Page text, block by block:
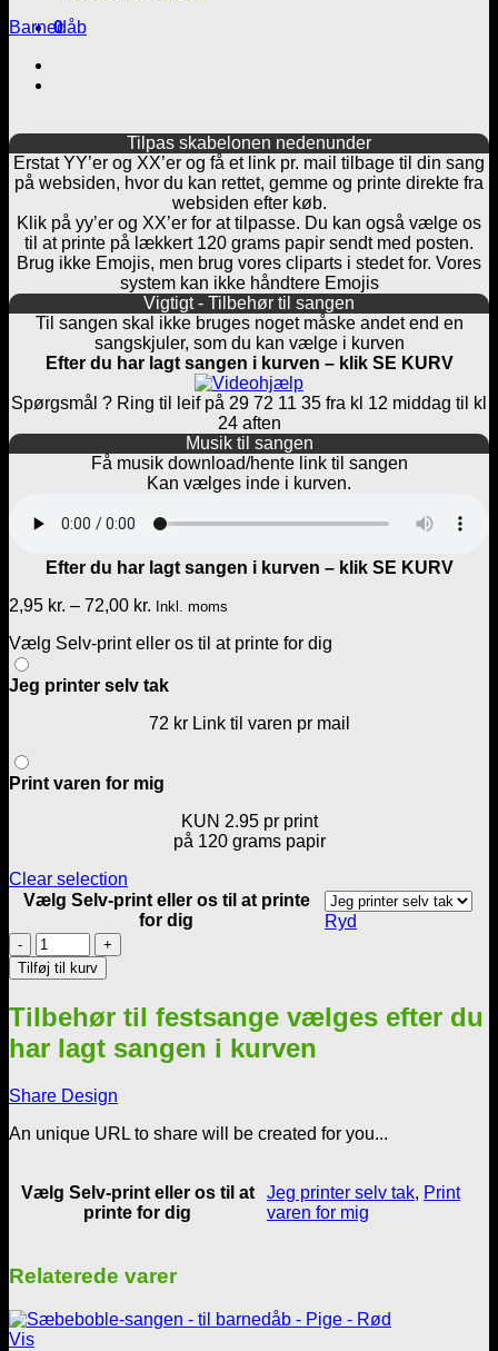
0
Barnedåb
Tilpas skabelonen nedenunder
Erstat YY’er og XX’er og få et link pr. mail tilbage til din sang
på websiden, hvor du kan rettet, gemme og printe direkte fra
websiden efter køb.
Klik på yy’er og XX’er for at tilpasse. Du kan også vælge os
til at printe på lækkert 120 grams papir sendt med posten.
Brug ikke Emojis, men brug vores cliparts i stedet for. Vores
system kan ikke håndtere Emojis
Vigtigt - Tilbehør til sangen
Til sangen skal ikke bruges noget måske andet end en
sangskjuler, som du kan vælge i kurven
Efter du har lagt sangen i kurven – klik SE KURV
Spørgsmål ? Ring til leif på 29 72 11 35 fra kl 12 middag til kl
24 aften
Musik til sangen
Få musik download/hente link til sangen
Kan vælges inde i kurven.
Efter du har lagt sangen i kurven – klik SE KURV
2,95 kr. – 72,00 kr. Prisinterval:
til
Inkl. moms
Vælg Selv-print eller os til at printe for dig
Jeg printer selv tak
72 kr Link til varen pr mail
Print varen for mig
KUN 2.95 pr print
på 120 grams papir
Clear selection
Vælg Selv-print eller os til at printe
for dig
Ryd
Sang
til
den
ny
-
Dreng
Barnedåb
Tilføj til kurv
Tilbehør til festsange vælges efter du
har lagt sangen i kurven
Share Design
An unique URL to share will be created for you...
Vælg Selv-print eller os til at
printe for dig
Jeg printer selv tak, Print
varen for mig
Relaterede varer
Vis